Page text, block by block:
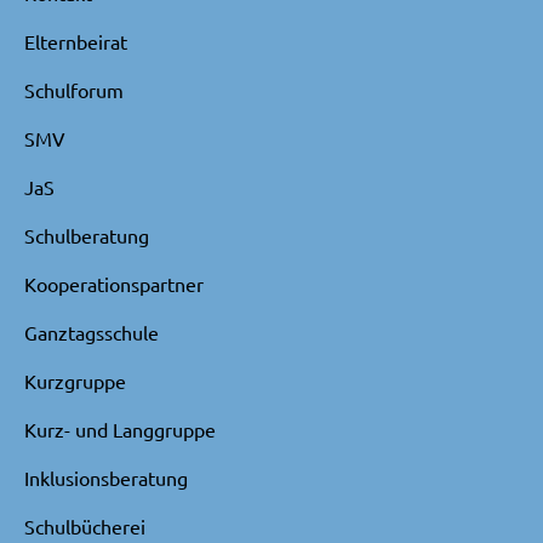
Elternbeirat
Schulforum
SMV
JaS
Schulberatung
Kooperationspartner
Ganztagsschule
Kurzgruppe
Kurz- und Langgruppe
Inklusionsberatung
Schulbücherei